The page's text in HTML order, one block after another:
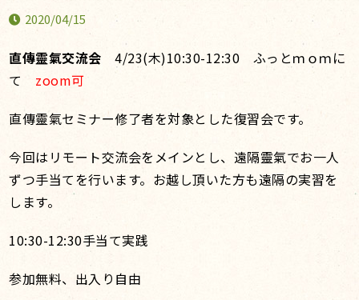
2020/04/15
直傳靈氣交流会 4/23(木)10:30-12:30 ふっとｍｏｍに
て zoom可
直傳靈氣セミナー修了者を対象とした復習会です。
今回はリモート交流会をメインとし、遠隔靈氣でお一人
ずつ手当てを行います。お越し頂いた方も遠隔の実習を
します。
10:30-12:30手当て実践
参加無料、出入り自由